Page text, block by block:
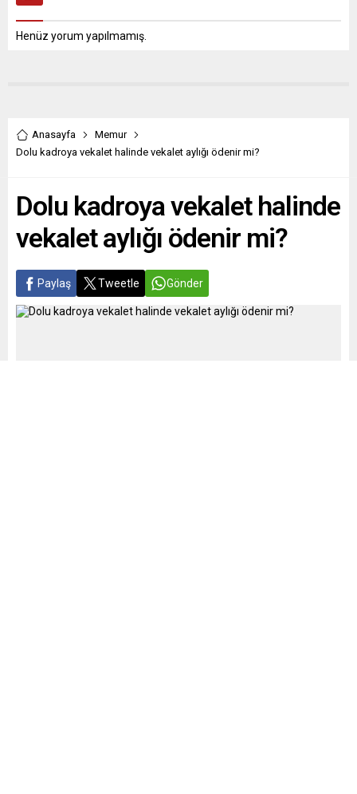
Henüz yorum yapılmamış.
Anasayfa
Memur
Dolu kadroya vekalet halinde vekalet aylığı ödenir mi?
Dolu kadroya vekalet halinde
vekalet aylığı ödenir mi?
Paylaş Tweetle Gönder